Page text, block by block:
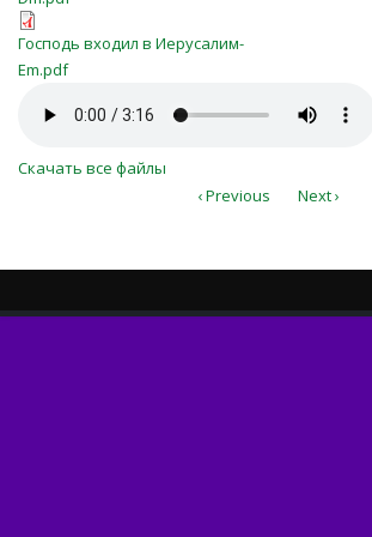
Dm.pdf
Господь входил в
Em.pdf
Господь входил в Иерусалим-
Em.pdf
Господь входил в
Скачать все файлы
‹ Previous
Next ›